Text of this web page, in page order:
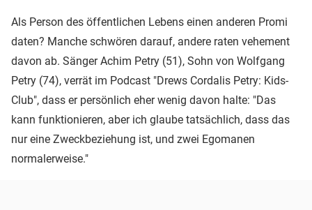
Als Person des öffentlichen Lebens einen anderen Promi
daten? Manche schwören darauf, andere raten vehement
davon ab. Sänger Achim Petry (51), Sohn von Wolfgang
Petry (74), verrät im Podcast "Drews Cordalis Petry: Kids-
Club", dass er persönlich eher wenig davon halte: "Das
kann funktionieren, aber ich glaube tatsächlich, dass das
nur eine Zweckbeziehung ist, und zwei Egomanen
normalerweise."